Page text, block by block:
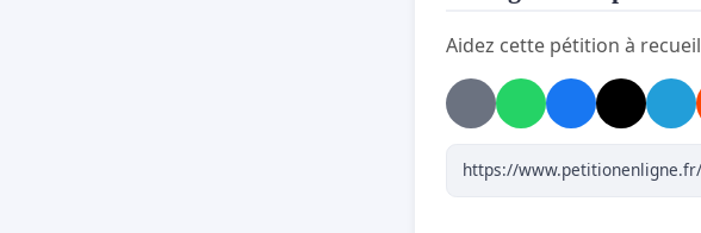
Conseil régional
Collectivités
e m’oppose au projet
Aidez cette pétition à